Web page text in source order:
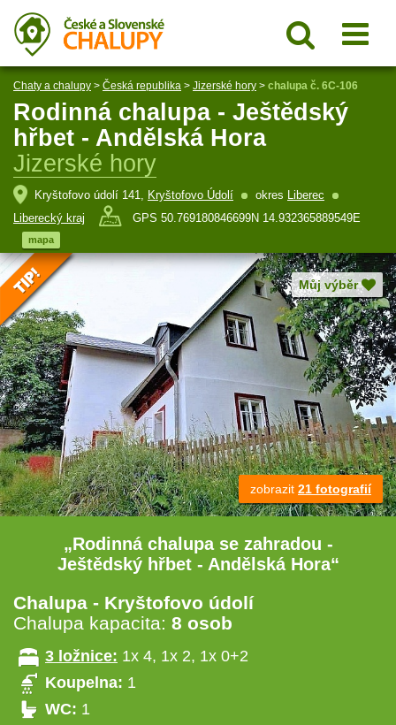
Chaty a chalupy > Česká republika > Jizerské hory > chalupa č. 6C-106
Rodinná chalupa - Ještědský
hřbet - Andělská Hora
Jizerské hory
Kryštofovo údolí 141, Kryštofovo Údolí okres Liberec
Liberecký kraj
GPS 50.769180846699N 14.932365889549E
mapa
Můj výběr
zobrazit 21 fotografií
„Rodinná chalupa se zahradou -
Ještědský hřbet - Andělská Hora“
Chalupa - Kryštofovo údolí
Chalupa kapacita: 8 osob
3 ložnice: 1x 4, 1x 2, 1x 0+2
Koupelna: 1
WC: 1